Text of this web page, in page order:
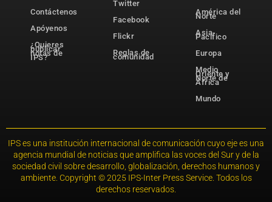
Contáctenos
Apóyenos
¿Quieres
publicar
notas de
IPS?
Twitter
Facebook
Flickr
Reglas de
comunidad
América del
Norte
Asia-
Pacífico
Europa
Medio
Oriente y
Norte de
África
Mundo
IPS es una institución internacional de comunicación cuyo eje es una
agencia mundial de noticias que amplifica las voces del Sur y de la
sociedad civil sobre desarrollo, globalización, derechos humanos y
ambiente. Copyright © 2025 IPS-Inter Press Service. Todos los
derechos reservados.